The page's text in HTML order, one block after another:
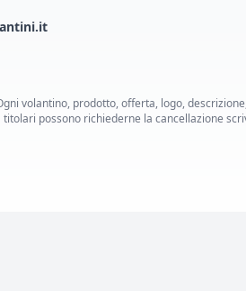
volantino, prodotto, offerta, logo,
titolari possono richiederne la cancellazione